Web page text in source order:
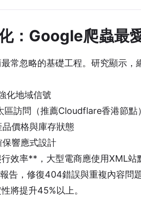
：Google爬蟲最
常忽略的基礎工程。研究顯示，
化地域信號
區訪問（推薦Cloudflare香港節點）
價格與庫存狀態
保響應式設計
效率**，大型電商應使用XML
告，修復404錯誤與重複內容問
將提升45%以上。